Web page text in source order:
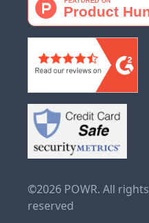
©2026 POWR. All rights
reserved